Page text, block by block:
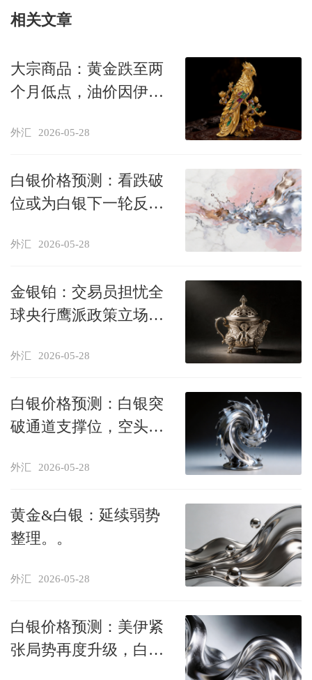
相关文章
大宗商品：黄金跌至两
个月低点，油价因伊朗
外汇 2026-05-28
白银价格预测：看跌破
位或为白银下一轮反弹
外汇 2026-05-28
金银铂：交易员担忧全
球央行鹰派政策立场，
外汇 2026-05-28
白银价格预测：白银突
破通道支撑位，空头关
外汇 2026-05-28
黄金&白银：延续弱势
整理。。
外汇 2026-05-28
白银价格预测：美伊紧
张局势再度升级，白银